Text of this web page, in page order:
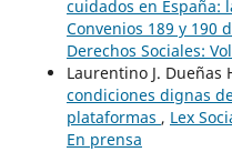
cuidados en España:
Convenios 189 y 190
Derechos Sociales:
Laurentino J. Dueñas
condiciones dignas
plataformas , Lex
En prensa